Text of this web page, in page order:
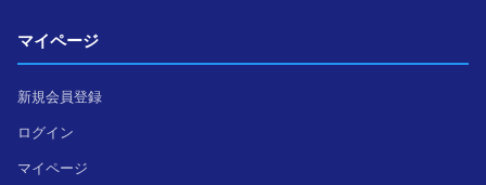
マイページ
新規会員登録
ログイン
マイページ